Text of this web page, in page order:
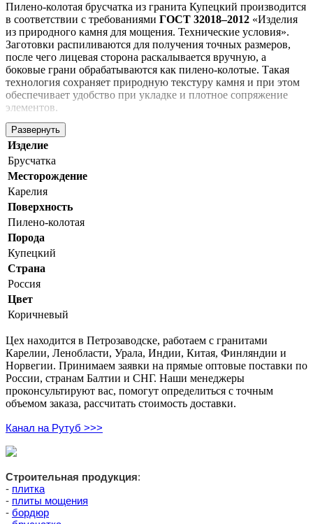
Пилено-колотая брусчатка из гранита Купецкий производится
в соответствии с требованиями ГОСТ 32018–2012 «Изделия
из природного камня для мощения. Технические условия».
Заготовки распиливаются для получения точных размеров,
после чего лицевая сторона раскалывается вручную, а
боковые грани обрабатываются как пилено-колотые. Такая
технология сохраняет природную текстуру камня и при этом
обеспечивает удобство при укладке и плотное сопряжение
элементов.
Изготовление и контроль качества выполняются по
32018–2012
осуществляется напрямую с завода. Возможен выбор
стандартных размеров или изготовление изделий по
индивидуальному заказу. Доставка по России автомобильным
и железнодорожным транспортом.
Характеристики гранита Купецкий
Цвет: розовато-коричневый, однородный
Структура: среднезернистая, плотная
Прочность при сжатии: 210–240 МПа
Водопоглощение: 0,25–0,35 %
Радиационный контроль: I класс безопасности по ГОСТ
30108–94
Паспорт изделия
Наименование
Купецкий
Регион
добычи
Размеры
мм, 200×100×80 мм
Тип
обработки
Пилено-колотая
Развернуть
Изделие
Брусчатка
Месторождение
Карелия
Поверхность
Пилено-колотая
Порода
Купецкий
Страна
Россия
Цвет
Коричневый
Цех находится в Петрозаводске, работаем с гранитами
Карелии, Ленобласти, Урала, Индии, Китая, Финляндии и
Норвегии. Принимаем заявки на прямые оптовые поставки по
России, странам Балтии и СНГ. Наши менеджеры
проконсультируют вас, помогут определиться с точным
объемом заказа, рассчитать стоимость доставки.
Канал на Рутуб >>>
Строительная продукция:
- плитка
- плиты мощения
- бордюр